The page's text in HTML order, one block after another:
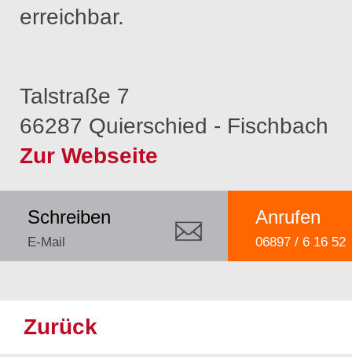
erreichbar.
Talstraße 7
66287 Quierschied - Fischbach
Zur Webseite
Anrufen
06897 / 6 16 52
Schreiben
E-Mail
Zurück